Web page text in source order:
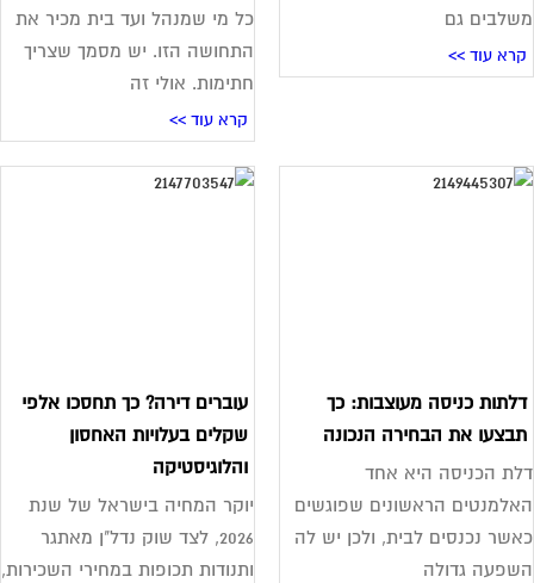
גם
עוד >>
כל מי שמנהל ועד בית מכיר את
התחושה הזו. יש מסמך שצריך
חתימות. אולי זה
קרא עוד >>
כניסה מעוצבות: כך
את הבחירה הנכונה
הכניסה היא אחד
הראשונים שפוגשים
נכנסים לבית, ולכן יש לה
גדולה
עוברים דירה? כך תחסכו אלפי
שקלים בעלויות האחסון
והלוגיסטיקה
יוקר המחיה בישראל של שנת
2026, לצד שוק נדל"ן מאתגר
ותנודות תכופות במחירי השכירות,